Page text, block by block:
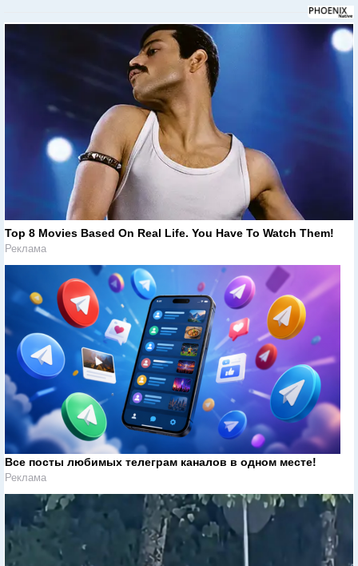
Top 8 Movies Based On Real Life. You Have To Watch Them!
Реклама
Все посты любимых телеграм каналов в одном месте!
Реклама